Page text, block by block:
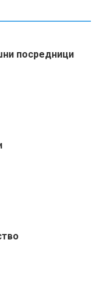
посредници